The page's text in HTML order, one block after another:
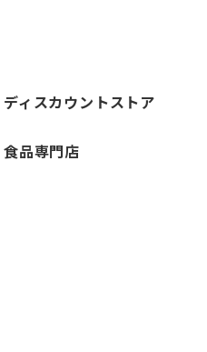
ディスカウントストア
食品専門店